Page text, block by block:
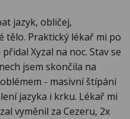
jazyk, obličej,
tělo. Praktický lékař mi po
Xyzal na noc. Stav se
jsem skončila na
- masivní štípání
jazyka i krku. Lékař mi
vyměnil za Cezeru, 2x